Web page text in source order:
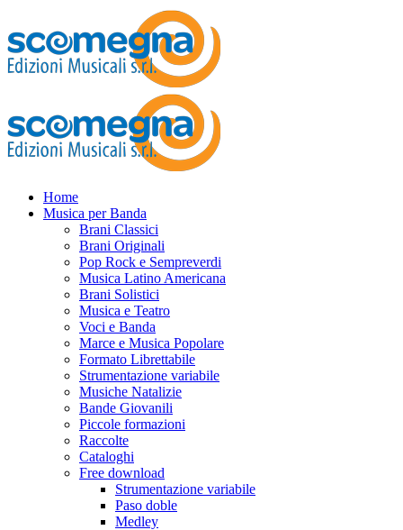
Home
Musica per Banda
Brani Classici
Brani Originali
Pop Rock e Sempreverdi
Musica Latino Americana
Brani Solistici
Musica e Teatro
Voci e Banda
Marce e Musica Popolare
Formato Librettabile
Strumentazione variabile
Musiche Natalizie
Bande Giovanili
Piccole formazioni
Raccolte
Cataloghi
Free download
Strumentazione variabile
Paso doble
Medley